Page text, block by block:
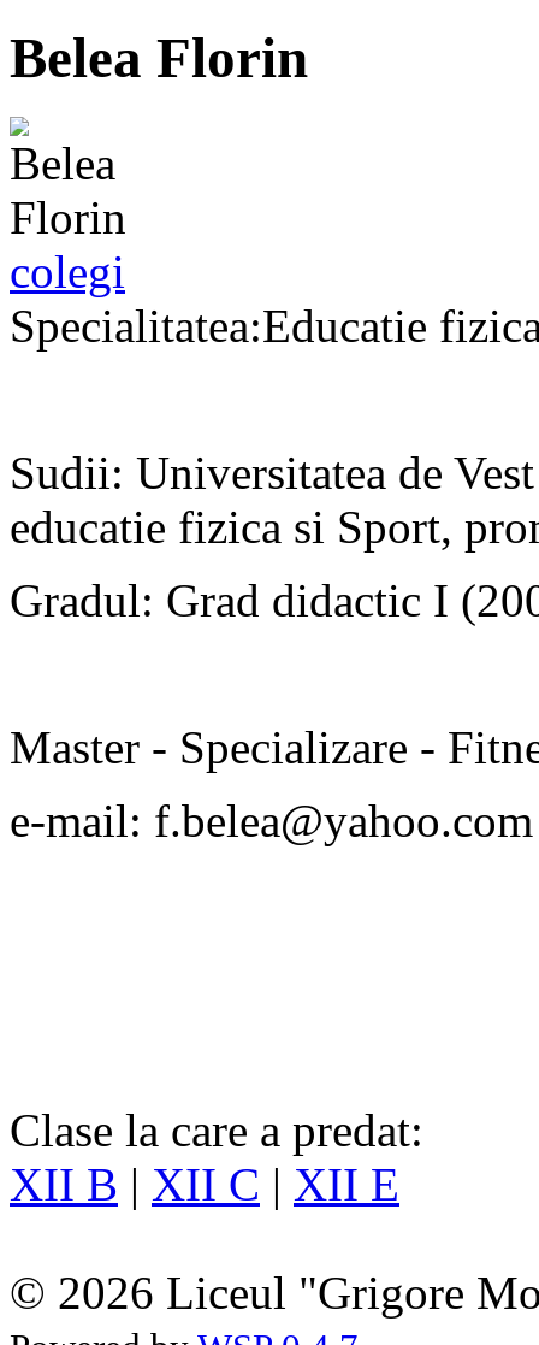
Belea Florin
colegi
Specialitatea:Educatie
Sudii: Universitatea de
educatie fizica si Sport,
Gradul: Grad didactic I
Master - Specializare -
e-mail: f.belea@yahoo.com
Clase la care a predat:
XII B | XII C | XII E
© 2026 Liceul "Grigore